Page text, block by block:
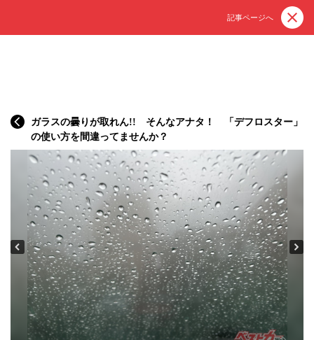
記事ページへ
ガラスの曇りが取れん!! そんなアナタ！ 「デフロスター」
の使い方を間違ってませんか？